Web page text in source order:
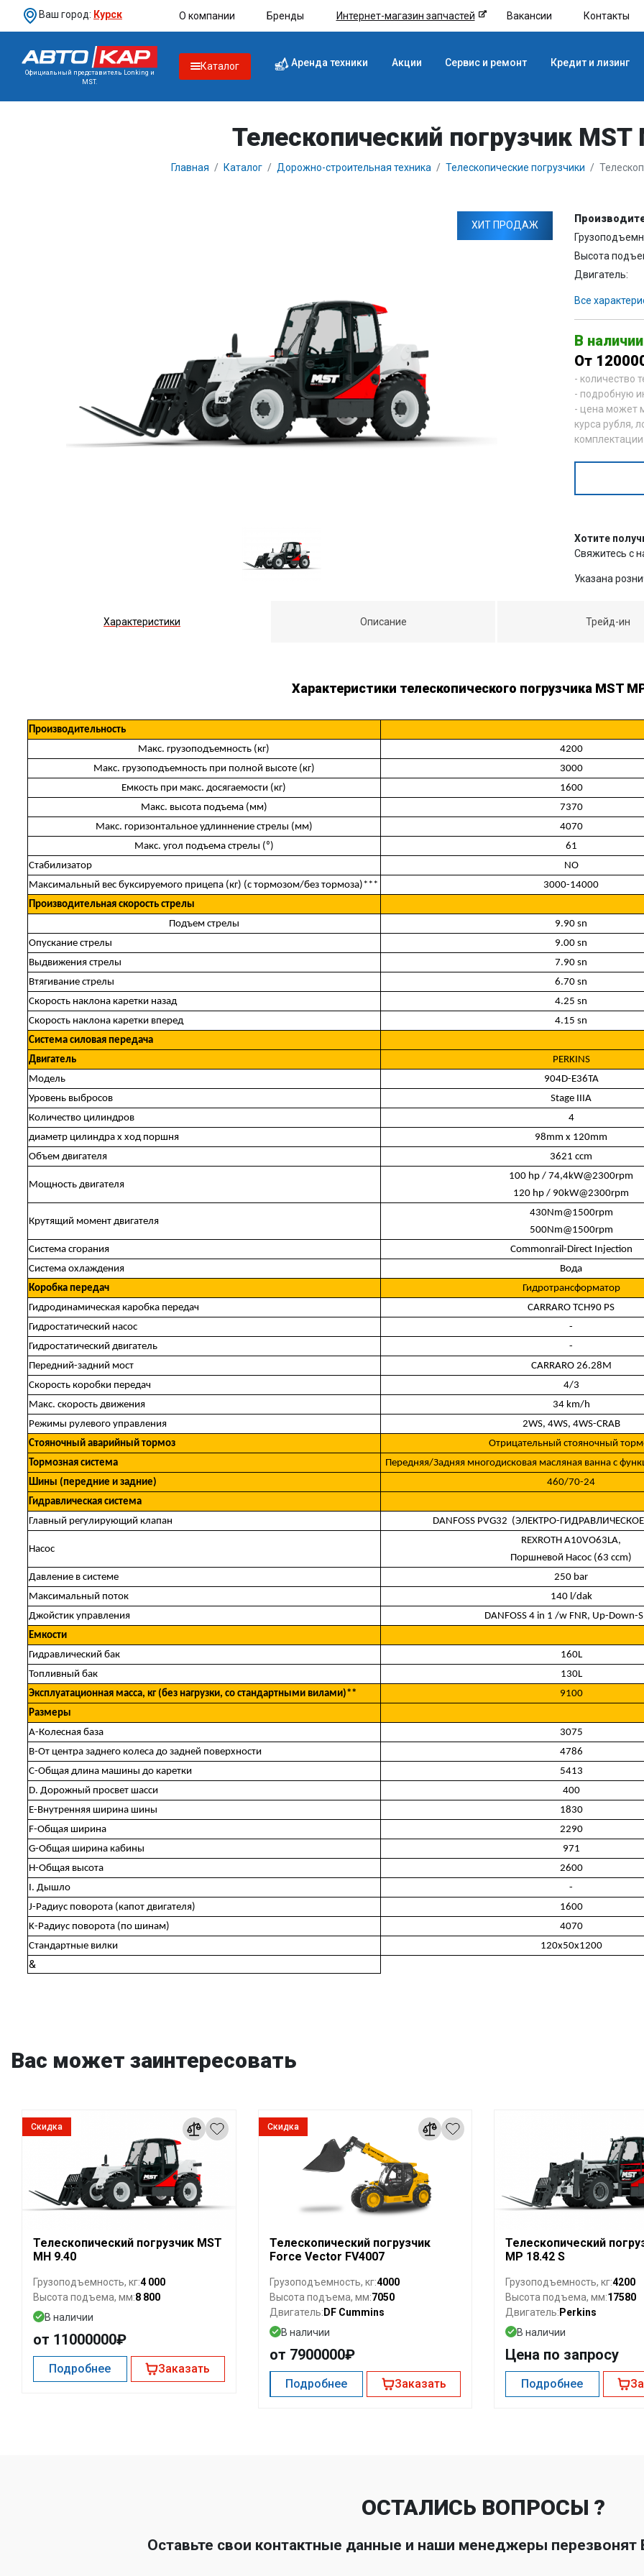
Ваш город: Курск О компании Бренды Интернет-магазин запчастей Вакансии Контакты
Официальный представитель Lonking и
MST.
Каталог Аренда техники Акции Сервис и ремонт Кредит и лизинг
Телескопический погрузчик MST
Главная Каталог Дорожно-строительная техника Телескопические погрузчики
ХИТ ПРОДАЖ
Высота
Двигатель:
Все
В
От
- количество
- подробную
- цена может
курса рубля,
комплектации
Хотите
Свяжитесь с
Указана
Характеристики Описание Трейд-ин
Характеристики телескопического погрузчика MST
Производительность
Макс. грузоподъемность (кг)
4200
Макс. грузоподъемность при полной высоте (кг)
3000
Емкость при макс. досягаемости (кг)
1600
Макс. высота подъема (мм)
7370
Макс. горизонтальное удлиннение стрелы (мм)
4070
Макс. угол подъема стрелы (⁰)
61
Стабилизатор
NO
Максимальный вес буксируемого прицепа (кг) (с тормозом/без тормоза)***
3000-14000
Производительная скорость стрелы
Подъем стрелы
9.90 sn
Опускание стрелы
9.00 sn
Выдвижения стрелы
7.90 sn
Втягивание стрелы
6.70 sn
Скорость наклона каретки назад
4.25 sn
Скорость наклона каретки вперед
4.15 sn
Cистема силовая передача
Двигатель
PERKINS
Модель
904D-E36TA
Уровень выбросов
Stage IIIA
Количество цилиндров
4
диаметр цилиндра х ход поршня
98mm x 120mm
Объем двигателя
3621 ccm
Мощность двигателя
100 hp / 74,4kW@2300rpm
120 hp / 90kW@2300rpm
Крутящий момент двигателя
430Nm@1500rpm
500Nm@1500rpm
Система сгорания
Commonrail-Direct Injection
Система охлаждения
Вода
Коробка передач
Гидротрансформатор
Гидродинамическая каробка передач
CARRARO TCH90 PS
Гидростатический насос
-
Гидростатический двигатель
-
Передний-задний мост
CARRARO 26.28M
Скорость коробки передач
4/3
Макс. скорость движения
34 km/h
Режимы рулевого управления
2WS, 4WS, 4WS-CRAB
Стояночный аварийный тормоз
Отрицательный стояночный
Тормозная система
Передняя/Задняя многодисковая масляная ванна с
Шины (передние и задние)
460/70-24
Гидравлическая система
Главный регулирующий клапан
DANFOSS PVG32 (ЭЛЕКТРО-
Насос
REXROTH A10VO63LA,
Поршневой Насос (63 ccm)
Давление в системе
250 bar
Максимальный поток
140 l/dak
Джойстик управления
DANFOSS 4 in 1 /w FNR, Up-Down-
Емкости
Гидравлический бак
160L
Топливный бак
130L
Эксплуатационная масса, кг (без нагрузки, со стандартными вилами)**
9100
Размеры
A-Колесная база
3075
B-От центра заднего колеса до задней поверхности
4786
C-Общая длина машины до каретки
5413
D. Дорожный просвет шасси
400
E-Внутренняя ширина шины
1830
F-Общая ширина
2290
G-Общая ширина кабины
971
H-Общая высота
2600
I. Дышло
-
J-Радиус поворота (капот двигателя)
1600
K-Радиус поворота (по шинам)
4070
Стандартные вилки
120x50x1200
&
Вас может заинтересовать
Скидка
Телескопический погрузчик MST
MH 9.40
Грузоподъемность, кг:4 000
Высота подъема, мм:8 800
В наличии
от 11000000₽
Подробнее Заказать
Скидка
Телескопический погрузчик
Force Vector FV4007
Грузоподъемность, кг:4000
Высота подъема, мм:7050
Двигатель: DF Cummins
В наличии
от 7900000₽
Подробнее Заказать
Телескопический
MP 18.42 S
Грузоподъемность, кг:4200
Высота подъема, мм:17580
Двигатель: Perkins
В наличии
Цена по запросу
Подробнее
ОСТАЛИСЬ ВОПРОСЫ ?
Оставьте свои контактные данные и наши менеджеры